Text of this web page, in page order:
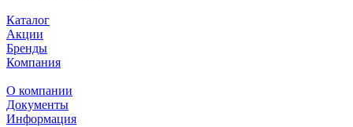
Каталог
Акции
Бренды
Компания
О компании
Документы
Информация